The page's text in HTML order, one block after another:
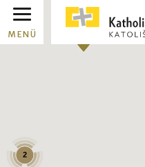
MENÜ
2